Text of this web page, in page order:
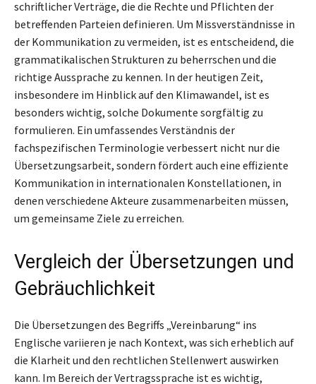
schriftlicher Verträge, die die Rechte und Pflichten der
betreffenden Parteien definieren. Um Missverständnisse in
der Kommunikation zu vermeiden, ist es entscheidend, die
grammatikalischen Strukturen zu beherrschen und die
richtige Aussprache zu kennen. In der heutigen Zeit,
insbesondere im Hinblick auf den Klimawandel, ist es
besonders wichtig, solche Dokumente sorgfältig zu
formulieren. Ein umfassendes Verständnis der
fachspezifischen Terminologie verbessert nicht nur die
Übersetzungsarbeit, sondern fördert auch eine effiziente
Kommunikation in internationalen Konstellationen, in
denen verschiedene Akteure zusammenarbeiten müssen,
um gemeinsame Ziele zu erreichen.
Vergleich der Übersetzungen und
Gebräuchlichkeit
Die Übersetzungen des Begriffs „Vereinbarung“ ins
Englische variieren je nach Kontext, was sich erheblich auf
die Klarheit und den rechtlichen Stellenwert auswirken
kann. Im Bereich der Vertragssprache ist es wichtig,